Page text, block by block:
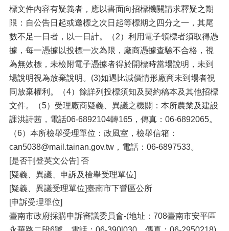
標文件內容有疑義者，應以書面向招標機關請求釋疑之期
限：自公告日起或邀標之次日起等標期之四分之一，其尾
數不足一日者，以一日計。（2）利用電子領標者須取得憑
據，每一憑據以投標一次為限，廠商憑據查驗不合格，視
為無效標，未檢附電子憑據者得於開標時當場說明，未到
場說明視為放棄說明。(3)如遇比減價情形廠商未到場者視
同放棄權利。（4）餘詳列投標須知及契約稿本及其他招標
文件。（5）受理廠商疑義、異議之機關：本所農業及建設
課洪詩茜，電話06-6892104轉165，傳真：06-6892065。
（6）本所檢舉受理單位：政風室，檢舉信箱：
can5038@mail.tainan.gov.tw，電話：06-6897533。
[是否刊登英文公告] 否
[疑義、異議、申訴及檢舉受理單位]
[疑義、異議受理單位]臺南市下營區公所
[申訴受理單位]
臺南市政府採購申訴審議委員會-(地址：708臺南市安平區